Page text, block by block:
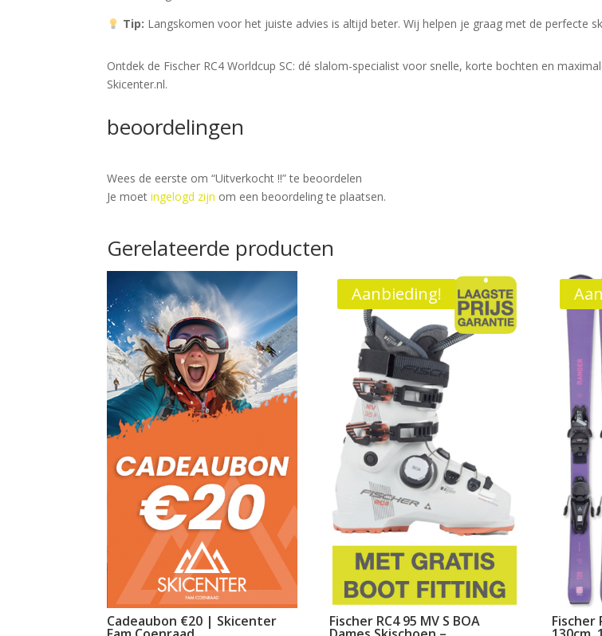
Tip: Langskomen voor het juiste advies is altijd beter. Wij helpen je graag met de perfecte
Ontdek de Fischer RC4 Worldcup SC: dé slalom-specialist voor snelle, korte bochten en
Skicenter.nl.
beoordelingen
Wees de eerste om “Uitverkocht !!” te beoordelen
Je moetingelogd zijn om een beoordeling te plaatsen.
Gerelateerde producten
Cadeaubon €20 | Skicenter
Aanbieding!
Fischer RC4 95 MV S BOA Fischer